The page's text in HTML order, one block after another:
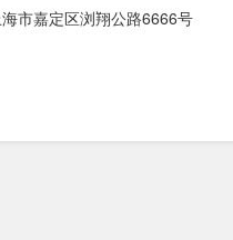
市嘉定区浏翔公路6666号